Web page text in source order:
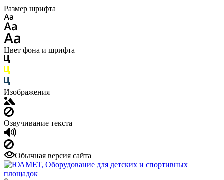
Размер шрифта
Цвет фона и шрифта
Изображения
Озвучивание текста
Обычная версия сайта